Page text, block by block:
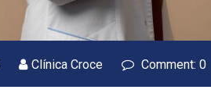
Clínica Croce Comment: 0